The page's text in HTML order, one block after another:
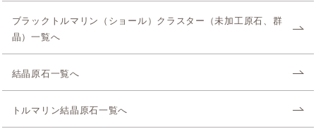
ブラックトルマリン（ショール）クラスター（未加工原石、群
晶）一覧へ
結晶原石一覧へ
トルマリン結晶原石一覧へ